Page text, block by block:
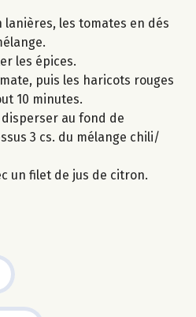
lanières, les tomates en dés
les épices.
puis les haricots rouges
10 minutes.
au fond de
3 cs. du mélange chili/
un filet de jus de citron.